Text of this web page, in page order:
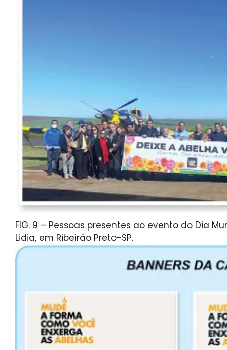
FIG. 9 – Pessoas presentes ao evento do Dia
Lidia, em Ribeiráo Preto-SP.